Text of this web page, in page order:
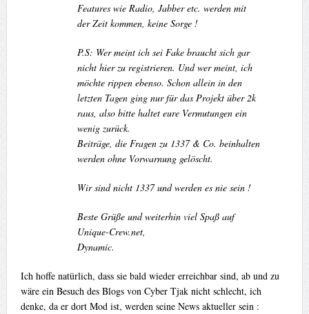
Features wie Radio, Jabber etc. werden mit
der Zeit kommen, keine Sorge !
P.S: Wer meint ich sei Fake braucht sich gar
nicht hier zu registrieren. Und wer meint, ich
möchte rippen ebenso. Schon allein in den
letzten Tagen ging nur für das Projekt über 2k
raus, also bitte haltet eure Vermutungen ein
wenig zurück.
Beiträge, die Fragen zu 1337 & Co. beinhalten
werden ohne Vorwarnung gelöscht.
Wir sind nicht 1337 und werden es nie sein !
Beste Grüße und weiterhin viel Spaß auf
Unique-Crew.net,
Dynamic.
Ich hoffe natürlich, dass sie bald wieder erreichbar sind, ab und zu
wäre ein Besuch des Blogs von Cyber Tjak nicht schlecht, ich
denke, da er dort Mod ist, werden seine News aktueller sein :